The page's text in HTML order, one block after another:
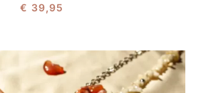
€ 39,95